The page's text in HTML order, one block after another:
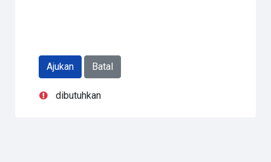
dibutuhkan